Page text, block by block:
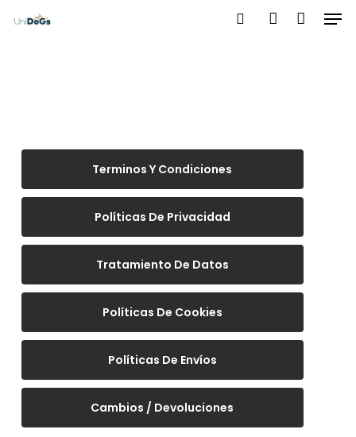
Terminos Y Condiciones
Políticas De Privacidad
Tratamiento De Datos
Políticas De Cookies
Políticas De Envíos
Cambios / Devoluciones